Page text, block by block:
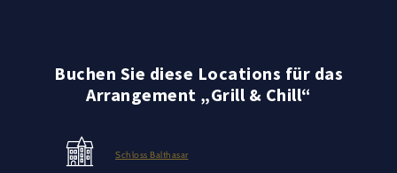
Buchen Sie diese Locations für das
Arrangement „Grill & Chill“
Schloss Balthasar